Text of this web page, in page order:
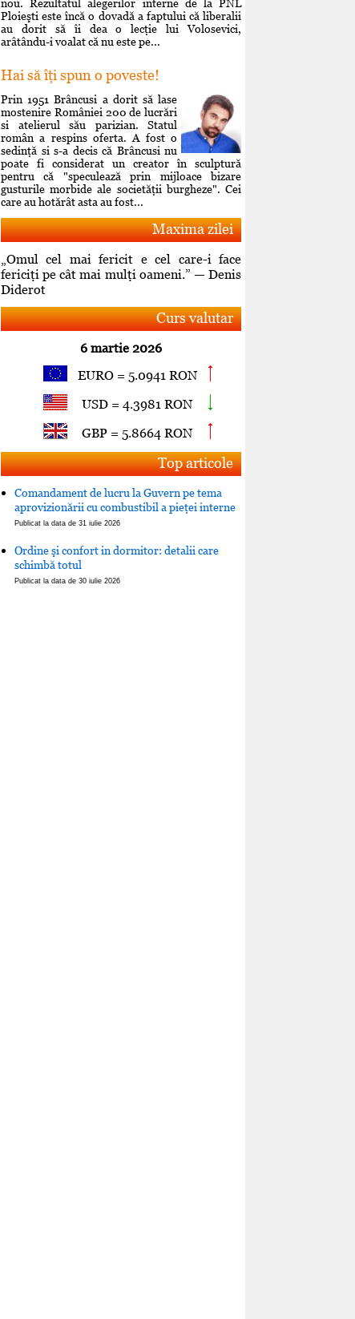
nou. Rezultatul alegerilor interne de la PNL
Ploieşti este încă o dovadă a faptului că liberalii
au dorit să îi dea o lecţie lui Volosevici,
arâtându-i voalat că nu este pe...
Hai să îţi spun o poveste!
Prin 1951 Brâncusi a dorit să lase
mostenire României 200 de lucrări
si atelierul său parizian. Statul
român a respins oferta. A fost o
sedinţă si s-a decis că Brâncusi nu
poate fi considerat un creator în sculptură
pentru că "speculează prin mijloace bizare
gusturile morbide ale societăţii burgheze". Cei
care au hotărât asta au fost...
Maxima zilei
„Omul cel mai fericit e cel care-i face
fericiţi pe cât mai mulţi oameni.” — Denis
Diderot
Curs valutar
6 martie 2026
EURO = 5.0941 RON
USD = 4.3981 RON
GBP = 5.8664 RON
Top articole
Comandament de lucru la Guvern pe tema
aprovizionării cu combustibil a pieţei interne
Publicat la data de 31 iulie 2026
Ordine şi confort in dormitor: detalii care
schimbă totul
Publicat la data de 30 iulie 2026